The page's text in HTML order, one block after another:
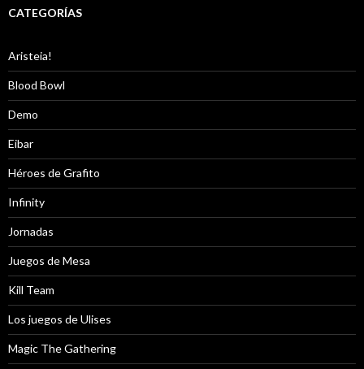
CATEGORÍAS
Aristeia!
Blood Bowl
Demo
Eibar
Héroes de Grafito
Infinity
Jornadas
Juegos de Mesa
Kill Team
Los juegos de Ulises
Magic The Gathering